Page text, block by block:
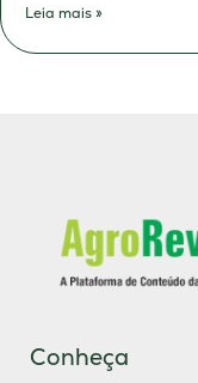
Leia mais »
Conheça